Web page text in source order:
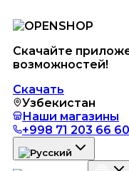
Скачайте
возможностей!
Скачать
Узбекистан
Наши магазины
+998 71 203 66 60